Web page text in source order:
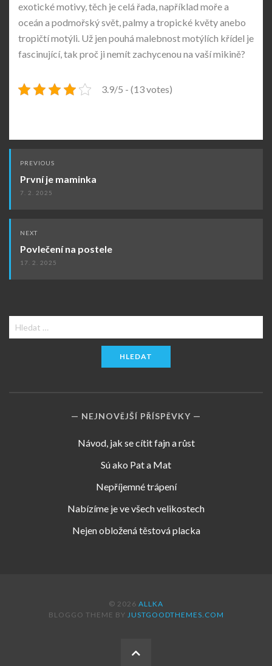
exotické motivy, těch je celá řada, například moře a
oceán a podmořský svět, palmy a tropické květy anebo
tropičtí motýli. Už jen pouhá malebnost motýlích křídel je
fascinující, tak proč ji nemít zachycenou na vaší mikině?
3.9/5 - (13 votes)
Post
navigation
PREVIOUS
První je maminka
7. 2. 2025
NEXT
Povlečení na postele
17. 2. 2025
Vyhledávání
NEJNOVĚJŠÍ PŘÍSPĚVKY
Návod, jak se cítit fajn a růst
Sú ako Pat a Mat
Nepříjemné trápení
Nabízíme je ve všech velikostech
Nejen obložená těstová placka
© 2026 ALLKA
BLOGGO THEME BY JUSTGOODTHEMES.COM
BACK